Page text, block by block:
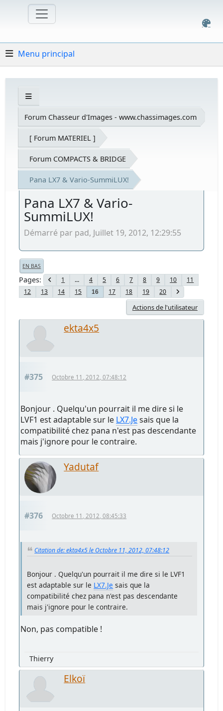
Menu principal
Forum Chasseur d'Images - www.chassimages.com
[ Forum MATERIEL ]
Forum COMPACTS & BRIDGE
Pana LX7 & Vario-SummiLUX!
Pana LX7 & Vario-
SummiLUX!
Démarré par pad, Juillet 19, 2012, 12:29:55
EN BAS
Pages 1 ... 4 5 6 7 8 9 10
11
12
13 14 15 16 17 18 19 20
Actions de l'utilisateur
ekta4x5
#375 Octobre 11, 2012, 07:48:12
Bonjour . Quelqu'un pourrait il me dire si le
LVF1 est adaptable sur le LX7.Jesais que la
compatibilité chez pana n'est pas descendante
mais j'ignore pour le contraire.
Yadutaf
#376 Octobre 11, 2012, 08:45:33
Citation de: ekta4x5 le Octobre 11, 2012, 07:48:12
Bonjour . Quelqu'un pourrait il me dire si le LVF1
est adaptable sur le LX7.Je sais que la
compatibilité chez pana n'est pas descendante
mais j'ignore pour le contraire.
Non, pas compatible !
Thierry
Elkoï